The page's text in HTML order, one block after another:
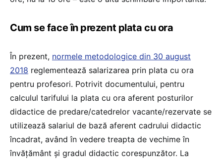
Cum se face în prezent plata cu ora
În prezent, normele metodologice din 30 august
2018 reglementează salarizarea prin plata cu ora
pentru profesori. Potrivit documentului, pentru
calculul tarifului la plata cu ora aferent posturilor
didactice de predare/catedrelor vacante/rezervate se
utilizează salariul de bază aferent cadrului didactic
încadrat, având în vedere treapta de vechime în
învățământ și gradul didactic corespunzător. La